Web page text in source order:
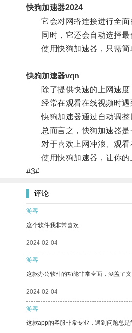
快狗加速器2024
它会对网络连接进行全面
同时，它还会自动选择最
使用快狗加速器，只需简
快狗加速器vqn
除了提供快速的上网速度
经常在观看在线视频时遇
快狗加速器通过自动调整
总而言之，快狗加速器是
对于喜欢上网冲浪、观看
使用快狗加速器，让你的
#3#
评论
游客
这个软件我非常喜欢
2024-02-04
游客
这款办公软件的功能非常全面，涵盖了
2024-02-04
游客
这款app的客服非常专业，遇到问题总是